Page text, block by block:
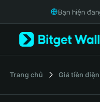
Русский
Italiano
Bạn hiện
‌Trang chủ Giá tiền